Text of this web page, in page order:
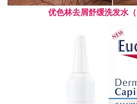
优色林去屑舒缓洗发水（